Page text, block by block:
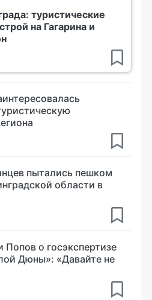
туристические
на Гагарина и
пытались пешком
области в
о госэкспертизе
Дюны»: «Давайте не